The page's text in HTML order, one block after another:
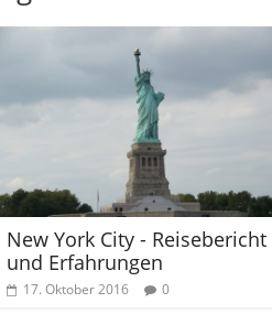
New York City - Reisebericht
und Erfahrungen
17. Oktober 2016 0